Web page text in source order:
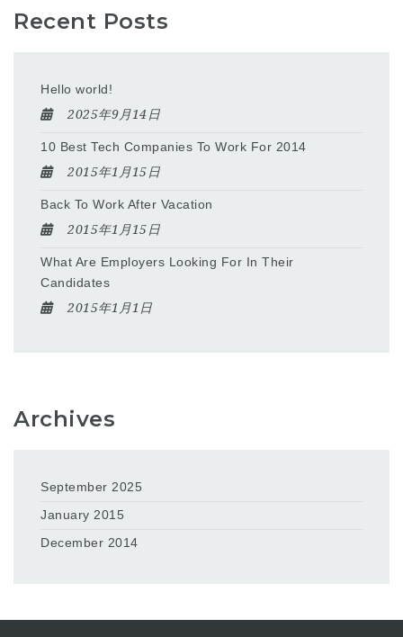
Recent Posts
Hello world!
2025年9月14日
10 Best Tech Companies To Work For 2014
2015年1月15日
Back To Work After Vacation
2015年1月15日
What Are Employers Looking For In Their
Candidates
2015年1月1日
Archives
September 2025
January 2015
December 2014